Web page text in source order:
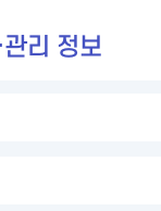
리 정보